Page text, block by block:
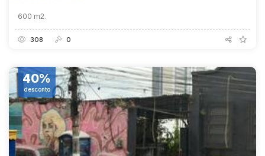
600 m2.
308 0
40%
desconto